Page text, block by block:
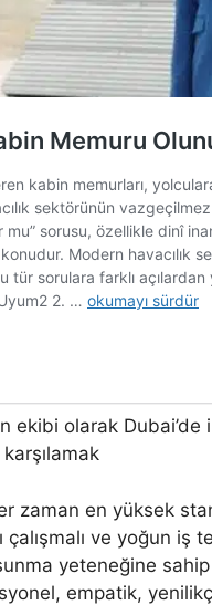
ekibi olarak Dubai’de
zaman en yüksek
çalışmalı ve yoğun iş
yeteneğine sahip
empatik,